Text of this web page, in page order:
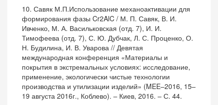
10. Савяк М.П.Использование механоактивации для
формирования фазы Cr2AlC / М. П. Савяк, В. И.
Ивченко, М. А. Васильковская (отд. 7), И. И.
Тимофеева (отд. 7), С. Ю. Дубчак, Л. С. Проценко, О.
Н. Будилина, И. В. Уварова // Девятая
международная конференция «Материалы и
покрытия в экстремальных условиях: исследование,
применение, экологически чистые технологии
производства и утилизации изделий» (MEE–2016, 15–
19 августа 2016г., Коблево). – Киев, 2016. – С. 44.